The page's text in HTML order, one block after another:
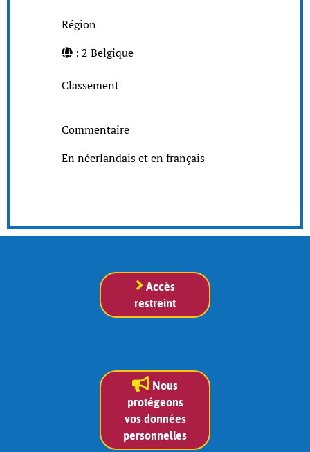
Région
: 2 Belgique
Classement
Commentaire
En néerlandais et en français
Accès
restreint
Nous
protégeons
vos données
personnelles